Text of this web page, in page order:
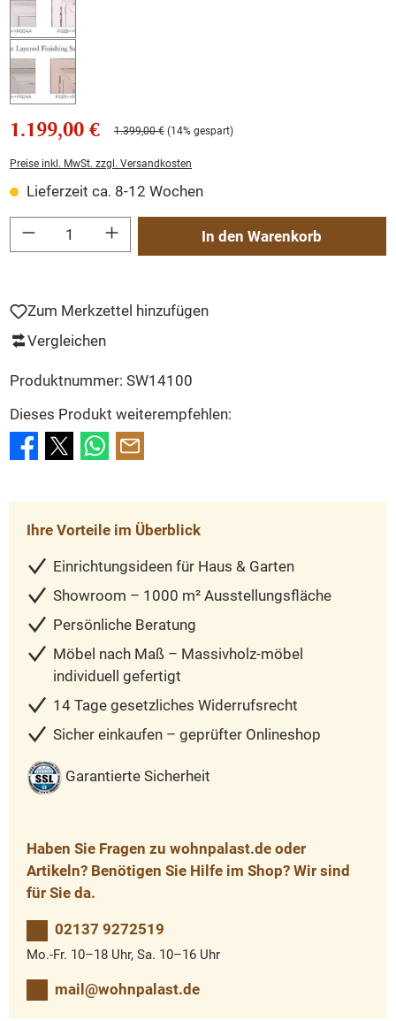
1.199,00 € 1.399,00 € (14% gespart)
Preise inkl. MwSt. zzgl. Versandkosten
Lieferzeit ca. 8-12 Wochen
Produkt Anzahl: Gib den gewünschten Wert ein oder benutze die Schaltflächen
In den Warenkorb
Zum Merkzettel hinzufügen
Vergleichen
Produktnummer: SW14100
Dieses Produkt weiterempfehlen:
Ihre Vorteile im Überblick
Einrichtungsideen für Haus & Garten
Showroom – 1000 m² Ausstellungsfläche
Persönliche Beratung
Möbel nach Maß – Massivholz-möbel
individuell gefertigt
14 Tage gesetzliches Widerrufsrecht
Sicher einkaufen – geprüfter Onlineshop
Garantierte Sicherheit
Haben Sie Fragen zu wohnpalast.de oder
Artikeln? Benötigen Sie Hilfe im Shop? Wir sind
für Sie da.
02137 9272519
Mo.-Fr. 10–18 Uhr, Sa. 10–16 Uhr
mail@wohnpalast.de